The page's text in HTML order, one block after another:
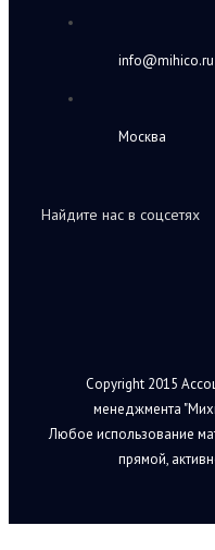
info@mihico.ru
Москва
Найдите нас в соцсетях
Copyright 2015
менеджмента
Любое использование
прямой,